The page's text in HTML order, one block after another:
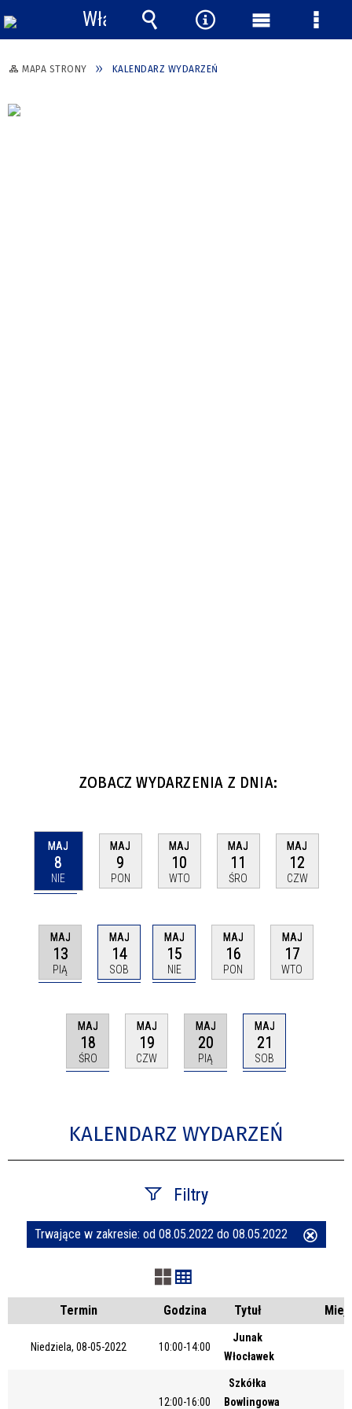
MAPA STRONY KALENDARZ WYDARZEŃ
ZOBACZ WYDARZENIA Z DNIA:
MAJ
8
NIE
MAJ
9
PON
MAJ
10
WTO
MAJ
11
ŚRO
MAJ
12
CZW
MAJ
13
PIĄ
MAJ
14
SOB
MAJ
15
NIE
MAJ
16
PON
MAJ
17
WTO
MAJ
18
ŚRO
MAJ
19
CZW
MAJ
20
PIĄ
MAJ
21
SOB
KALENDARZ WYDARZEŃ
Filtry
Szukana fraza
Kategoria
—
Trwające w zakresie: od 08.05.2022 do 08.05.2022
Termin Godzina Tytuł
Niedziela, 08-05-2022 10:00-14:00
Junak
Włocławek
12:00-16:00
Szkółka
Bowlingowa
Włącz
powiadomienia
Wyszukiwarka
Narzędzia
Menu Menu